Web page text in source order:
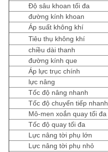
CHÍNH
SÁCH
BẢO
MẬT
Độ sâu khoan tối đa
đường kính khoan
Áp suất không khí
Tiêu thụ không khí
chiều dài thanh
đường kính que
Áp lực trục chính
lực nâng
Tốc độ nâng nhanh
Tốc độ chuyển tiếp nhanh
Mô-men xoắn quay tối đa
Tốc độ quay tối đa
Lực nâng tời phụ lớn
Lực nâng tời phụ nhỏ